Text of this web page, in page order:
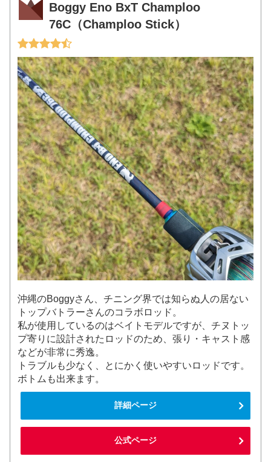
Boggy Eno BxT Champloo
76C（Champloo Stick）
沖縄のBoggyさん、チニング界では知らぬ人の居ない
トップバトラーさんのコラボロッド。
私が使用しているのはベイトモデルですが、チヌトッ
プ寄りに設計されたロッドのため、張り・キャスト感
などが非常に秀逸。
トラブルも少なく、とにかく使いやすいロッドです。
ボトムも出来ます。
詳細ページ
公式ページ